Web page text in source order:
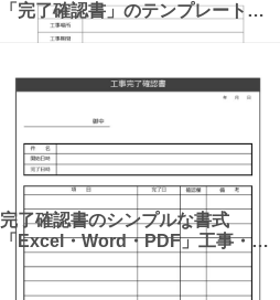
「完了確認書」のテンプレート！
工事の完了を通知する「完了確認
場所、期間、工事内容、工事完了
日を明記し
完了確認書のシンプルな書式
「Excel・Word・PDF」工事・引
っ越し・リフォームなどに使える
テンプレートとなります。用途に